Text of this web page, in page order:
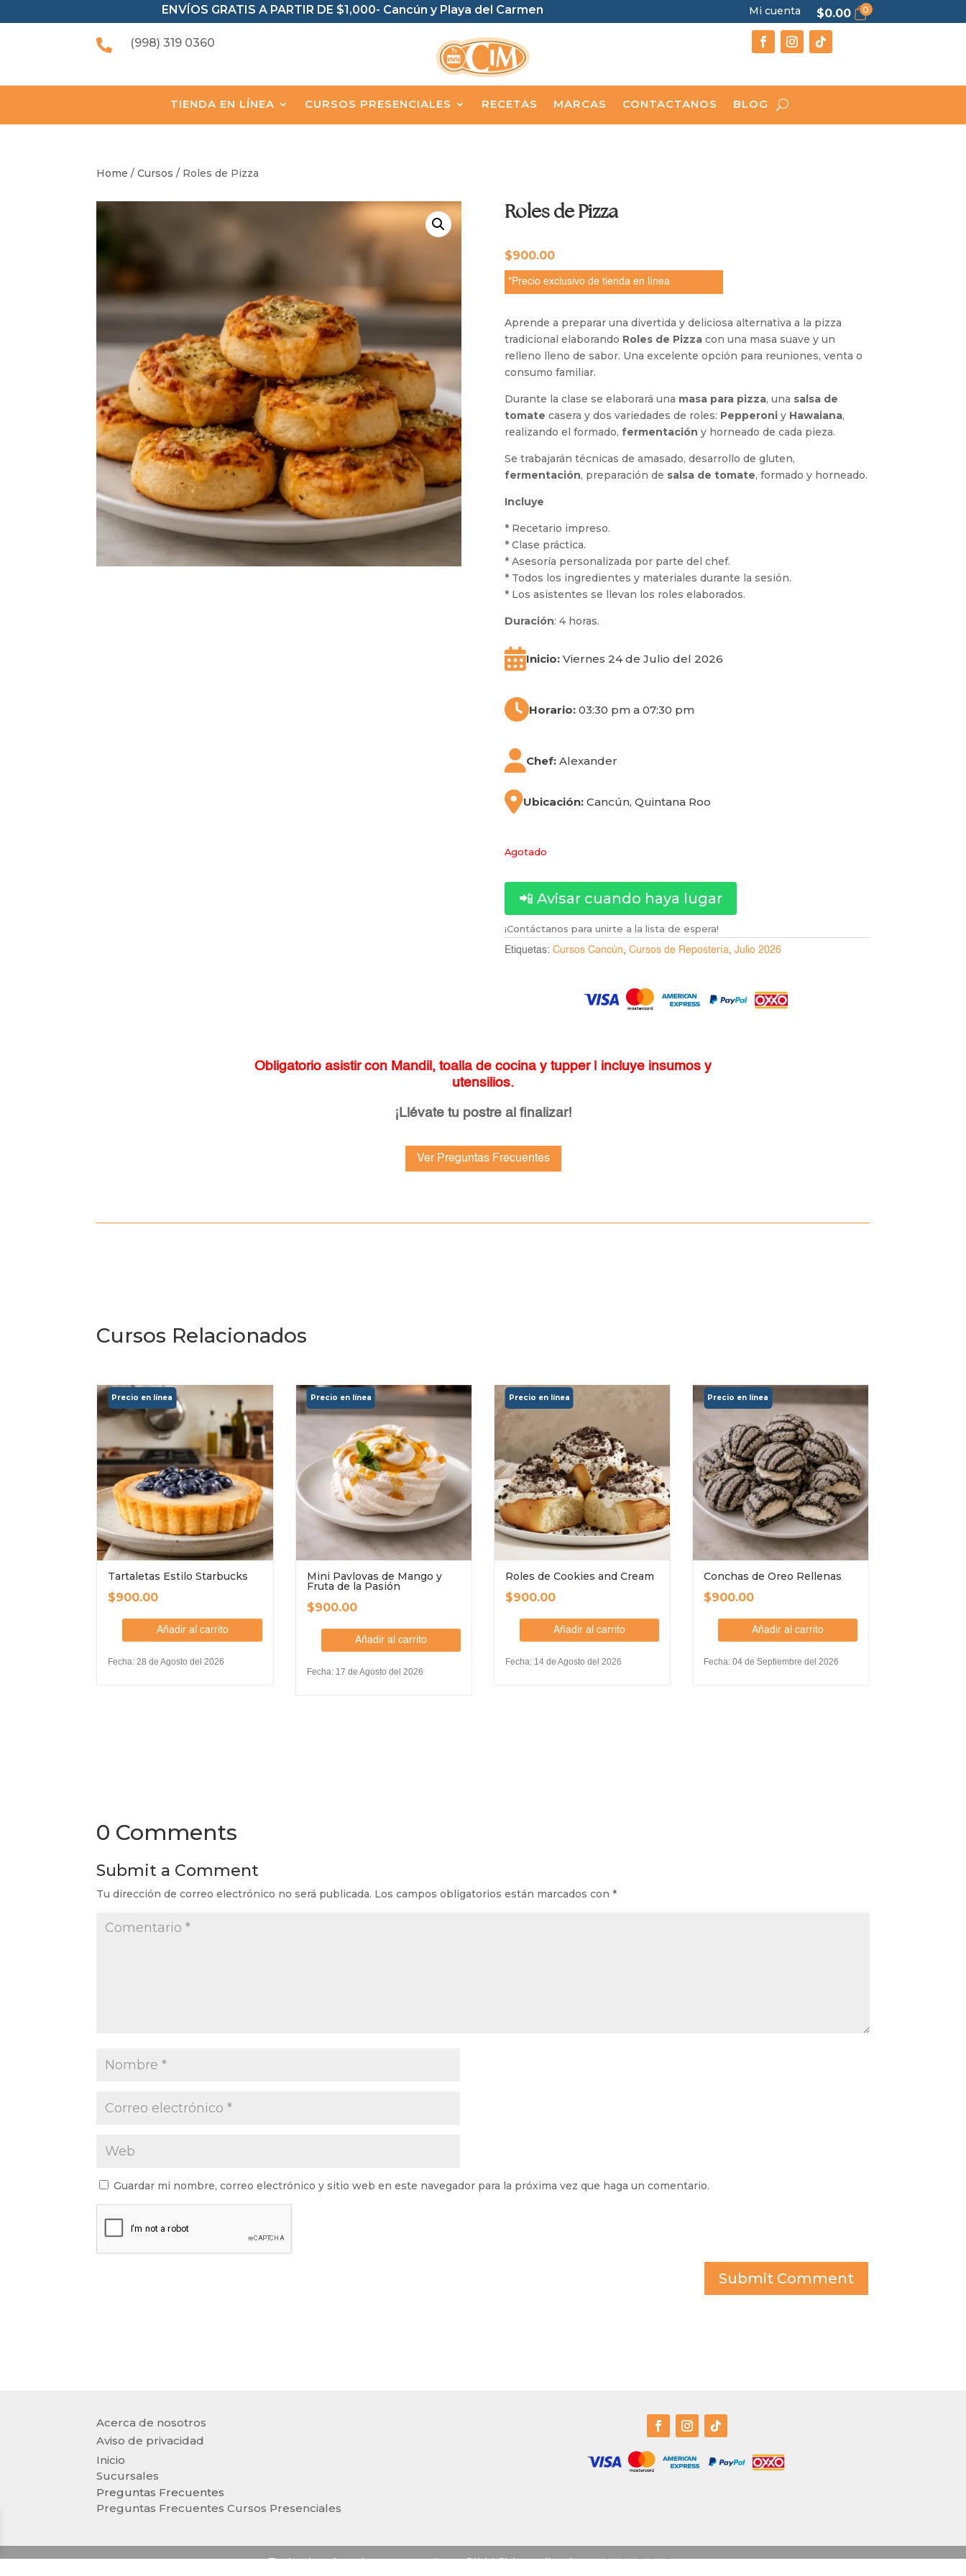
ENVÍOS GRATIS A PARTIR DE $1,000- Cancún y Playa del Carmen Mi cuenta $0.00 0
 (998) 319 0360
TIENDA EN LÍNEA CURSOS PRESENCIALES RECETAS MARCAS CONTACTANOS BLOG
Home /Cursos / Roles de Pizza
Roles de Pizza
$900.00
*Precio exclusivo de tienda en línea
Aprende a preparar una divertida y deliciosa alternativa a la pizza
tradicional elaborando Roles de Pizzacon una masa suave y un
relleno lleno de sabor. Una excelente opción para reuniones, venta o
consumo familiar.
Durante la clase se elaborará una masa para pizza, una salsa de
tomate casera y dos variedades de roles: Pepperoni y Hawaiana,
realizando el formado, fermentación y horneado de cada pieza.
Se trabajarán técnicas de amasado, desarrollo de gluten,
fermentación, preparación de salsa de tomate, formado y horneado.
Incluye
* Recetario impreso.
* Clase práctica.
* Asesoría personalizada por parte del chef.
* Todos los ingredientes y materiales durante la sesión.
* Los asistentes se llevan los roles elaborados.
Duración: 4 horas.
Inicio:Viernes 24 de Julio del 2026
Horario:03:30 pm a 07:30 pm
Chef: Alexander
Ubicación:Cancún, Quintana Roo
Agotado
📲 Avisar cuando haya lugar
¡Contáctanos para unirte a la lista de espera!
Etiquetas: Cursos Cancún Cursos de Repostería Julio 2026
Obligatorio asistir con Mandil, toalla de cocina y tupper | incluye insumos y
utensilios.
¡Llévate tu postre al finalizar!
Ver Preguntas Frecuentes
Cursos Relacionados
Tartaletas Estilo Starbucks
$900.00
Añadir al carrito
Fecha: 28 de Agosto del 2026
Mini Pavlovas de Mango y
Fruta de la Pasión
$900.00
Añadir al carrito
Fecha: 17 de Agosto del 2026
Roles de Cookies and Cream
$900.00
Añadir al carrito
Fecha: 14 de Agosto del 2026
Conchas de Oreo Rellenas
$900.00
Añadir al carrito
Fecha: 04 de Septiembre del 2026
0 Comments
Submit a Comment
Tu dirección de correo electrónico no será publicada. Los campos obligatorios están marcados con*
Guardar mi nombre, correo electrónico y sitio web en este navegador para la próxima vez que haga un comentario.
Submit Comment
Acerca de nosotros
Aviso de privacidad
Inicio
Sucursales
Preguntas Frecuentes
Preguntas Frecuentes Cursos Presenciales
Todos los derechos reservados©CIM | Sitio realizado porjeviadigital.com